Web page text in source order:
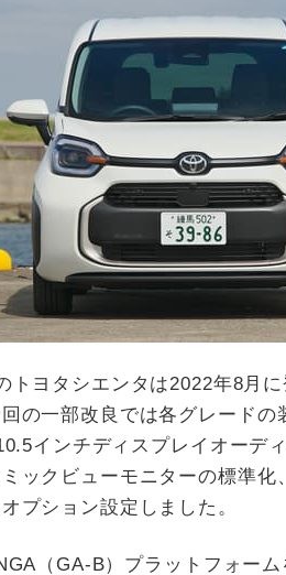
トヨタシエンタは2022年8月
の一部改良では各グレード
インチディスプレイオーデ
ックビューモニターの標準
プション設定しました。
（GA-B）プラットフォー